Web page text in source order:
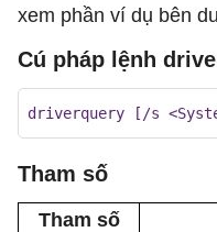
xem phần ví dụ bên
Cú pháp lệnh
driverquery [/s
Tham số
Tham số